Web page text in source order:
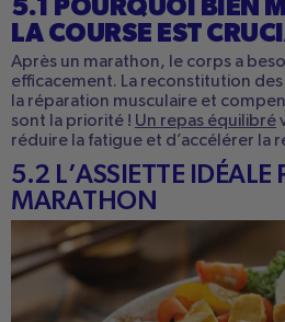
5.1 POURQUOI BIEN
LA COURSE EST
Après un marathon, le corps a
efficacement. La reconstitution
la réparation musculaire et
sont la priorité ! Un repas équilibré
réduire la fatigue et d’accélérer la
5.2 L’ASSIETTE IDÉALE
MARATHON